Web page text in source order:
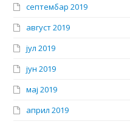
септембар 2019
август 2019
јул 2019
јун 2019
мај 2019
април 2019